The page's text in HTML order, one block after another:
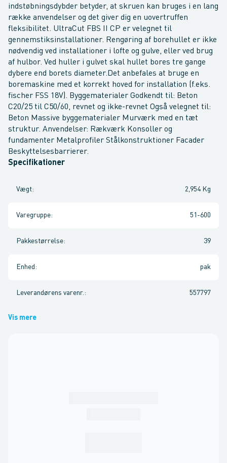
indstøbningsdybder betyder, at skruen kan bruges i en lang
række anvendelser og det giver dig en uovertruffen
fleksibilitet. UltraCut FBS II CP er velegnet til
gennemstiksinstallationer. Rengøring af borehullet er ikke
nødvendig ved installationer i lofte og gulve, eller ved brug
af hulbor. Ved huller i gulvet skal hullet bores tre gange
dybere end borets diameter.Det anbefales at bruge en
boremaskine med et korrekt hoved for installation (f.eks.
fischer FSS 18V). Byggematerialer Godkendt til: Beton
C20/25 til C50/60, revnet og ikke-revnet Også velegnet til:
Beton Massive byggematerialer Murværk med en tæt
struktur. Anvendelser: Rækværk Konsoller og
fundamenter Metalprofiler Stålkonstruktioner Facader
Beskyttelsesbarrierer.
Specifikationer
Vægt: 2,954 Kg
Varegruppe: 51-600
Pakkestørrelse: 39
Enhed : pak
Leverandørens varenr. : 557797
Vis mere